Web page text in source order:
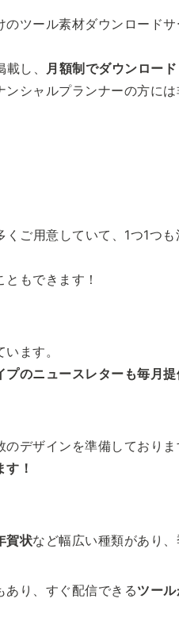
ツール素材ダウンロード
載し、 月額制でダウンロー
シャルプランナーの方に
ご用意していて、1つ1つ
ともできます！
ます。
プのニュースレターも毎月提
デザインを準備しておりま
！
賀状など幅広い種類があり
り、すぐ配信できるツー